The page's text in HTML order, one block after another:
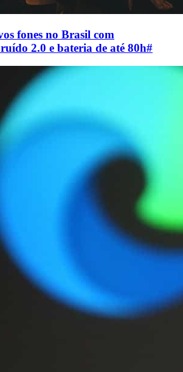
fones no Brasil com
2.0 e bateria de até 80h#